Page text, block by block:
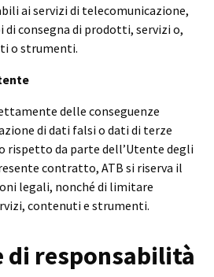
ai servizi di telecomunicazione,
consegna di prodotti, servizi o,
o strumenti.
delle conseguenze
di dati falsi o dati di terze
rispetto da parte dell’Utente degli
contratto, ATB si riserva il
legali, nonché di limitare
contenuti e strumenti.
di responsabilità